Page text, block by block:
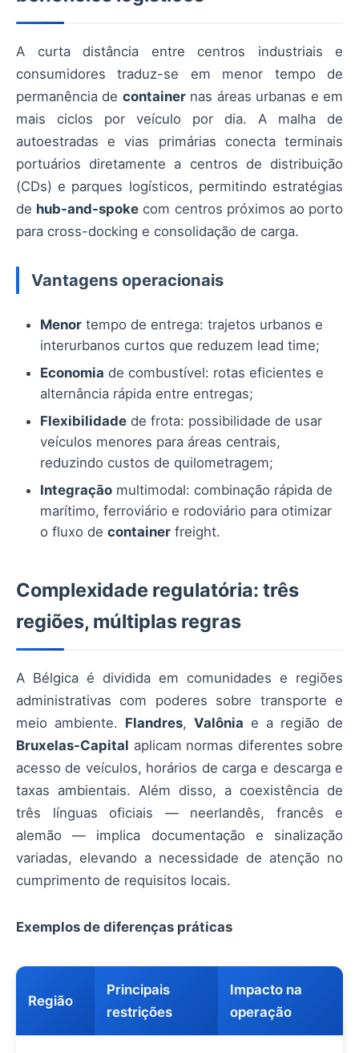
A curta distância entre centros industriais e
consumidores traduz-se em menor tempo de
permanência de containernas áreas urbanas e em
mais ciclos por veículo por dia. A malha de
autoestradas e vias primárias conecta terminais
portuários diretamente a centros de distribuição
(CDs) e parques logísticos, permitindo estratégias
de hub-and-spoke com centros próximos ao porto
para cross-docking e consolidação de carga.
Vantagens operacionais
Menor tempo de entrega: trajetos urbanos e
interurbanos curtos que reduzem lead time;
Economia de combustível: rotas eficientes e
alternância rápida entre entregas;
Flexibilidade de frota: possibilidade de usar
veículos menores para áreas centrais,
reduzindo custos de quilometragem;
Integração multimodal: combinação rápida de
marítimo, ferroviário e rodoviário para otimizar
o fluxo de container freight.
Complexidade regulatória: três
regiões, múltiplas regras
A Bélgica é dividida em comunidades e regiões
administrativas com poderes sobre transporte e
meio ambiente. Flandres, Valônia e a região de
Bruxelas-Capital aplicam normas diferentes sobre
acesso de veículos, horários de carga e descarga e
taxas ambientais. Além disso, a coexistência de
três línguas oficiais — neerlandês, francês e
alemão — implica documentação e sinalização
variadas, elevando a necessidade de atenção no
cumprimento de requisitos locais.
Exemplos de diferenças práticas
Região
Principais
restrições
Impacto na
operação